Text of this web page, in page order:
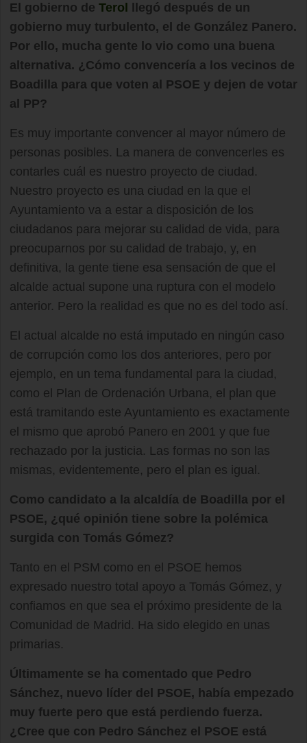
El gobierno de Terol
llegó después de un
gobierno muy turbulento, el de González Panero.
Por ello, mucha gente lo vio como una buena
alternativa. ¿Cómo convencería a los vecinos de
Boadilla para que voten al PSOE y dejen de votar
al PP?
Es muy importante convencer al mayor número de
personas posibles. La manera de convencerles es
contarles cuál es nuestro proyecto de ciudad.
Nuestro proyecto es una ciudad en la que el
Ayuntamiento va a estar a disposición de los
ciudadanos para mejorar su calidad de vida, para
preocuparnos por su calidad de trabajo, y, en
definitiva, la gente tiene esa sensación de que el
alcalde actual supone una ruptura con el modelo
anterior. Pero la realidad es que no es del todo así.
El actual alcalde no está imputado en ningún caso
de corrupción como los dos anteriores, pero por
ejemplo, en un tema fundamental para la ciudad,
como el Plan de Ordenación Urbana, el plan que
está tramitando este Ayuntamiento es exactamente
el mismo que aprobó Panero en 2001 y que fue
rechazado por la justicia. Las formas no son las
mismas, evidentemente, pero el plan es igual.
Como candidato a la alcaldía de Boadilla por el
PSOE, ¿qué opinión tiene sobre la polémica
surgida con Tomás Gómez?
Tanto en el PSM como en el PSOE hemos
expresado nuestro total apoyo a Tomás Gómez, y
confiamos en que sea el próximo presidente de la
Comunidad de Madrid. Ha sido elegido en unas
primarias.
Últimamente se ha comentado que Pedro
Sánchez, nuevo líder del PSOE, había empezado
muy fuerte pero que está perdiendo fuerza.
¿Cree que con Pedro Sánchez el PSOE está